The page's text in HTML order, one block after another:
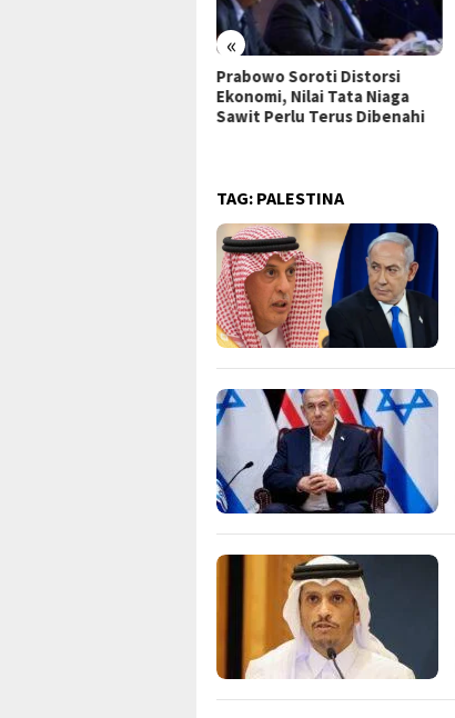
«
Prabowo Soroti Distorsi
Ekonomi, Nilai Tata Niaga
Sawit Perlu Terus Dibenahi
Wiraraja
Tarik Investasi
Rusia dan Inggris
TAG: PALESTINA